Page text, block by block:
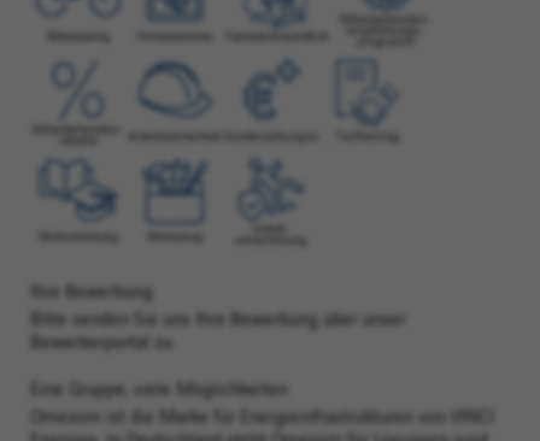
Ihre Bewerbung
Bitte senden Sie uns Ihre Bewerbung über unser
Bewerberportal zu.
Eine Gruppe, viele Möglichkeiten
Omexom ist die Marke für Energieinfrastrukturen von VINCI